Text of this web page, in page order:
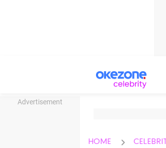
Advertisement
HOME